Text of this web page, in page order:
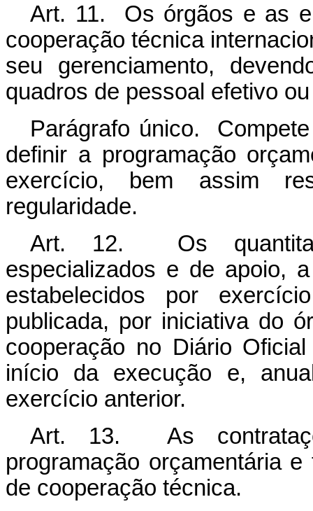
Art. 11. Os órgãos e as
cooperação técnica
seu gerenciamento,
quadros de pessoal efetivo
Parágrafo único.
definir a programação
exercício, bem assim
regularidade.
Art. 12. Os
especializados e de apoio,
estabelecidos por
publicada, por iniciativa do
cooperação no Diário
início da execução e,
exercício anterior.
Art. 13. As
programação orçamentária
de cooperação técnica.